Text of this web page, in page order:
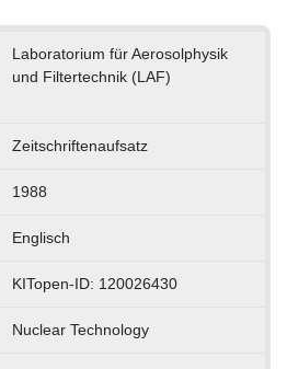
Laboratorium für Aerosolphysik
und Filtertechnik (LAF)
Zeitschriftenaufsatz
1988
Englisch
KITopen-ID: 120026430
Nuclear Technology